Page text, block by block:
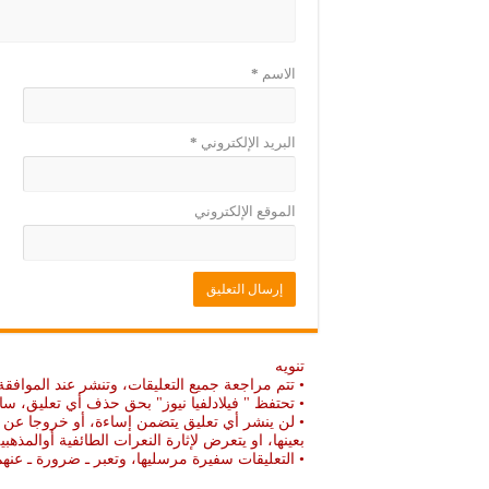
الاسم *
البريد الإلكتروني *
الموقع الإلكتروني
تنويه
• تتم مراجعة جميع التعليقات، وتنشر عند
• تحتفظ " فيلادلفيا نيوز" بحق حذف أي تعليق،
• لن ينشر أي تعليق يتضمن إساءة، أو خروجا عن
بعينها، او يتعرض لإثارة النعرات الطائفية
• التعليقات سفيرة مرسليها، وتعبر ـ ضرورة